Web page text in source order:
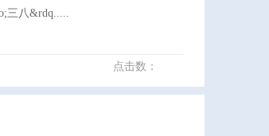
三八&rdq.....
点击数：